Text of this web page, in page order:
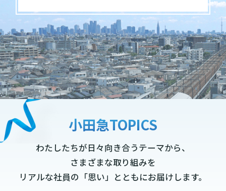
小田急TOPICS
わたしたちが日々向き合うテーマから、
さまざまな取り組みを
リアルな社員の「思い」とともにお届けします。